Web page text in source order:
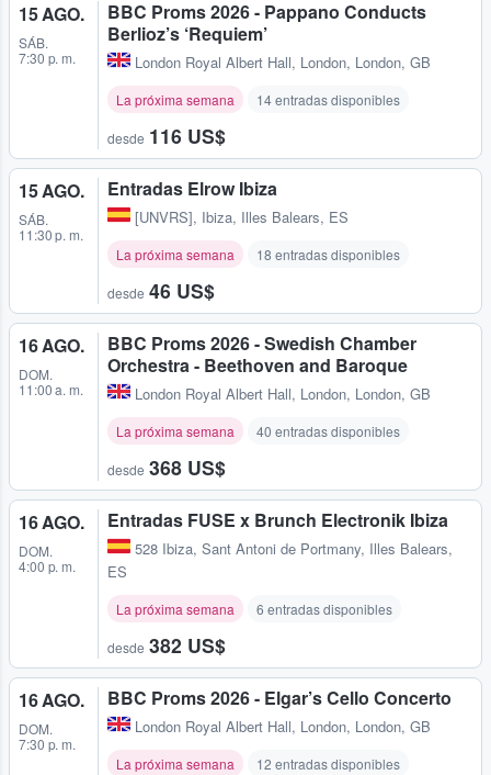
15 AGO.
SÁB.
7:30 p. m.
BBC Proms 2026 - Pappano Conducts
Berlioz’s ‘Requiem’
London Royal Albert Hall, London, London, GB
La próxima semana 14 entradas disponibles
desde 116 US$
15 AGO.
SÁB.
11:30 p. m.
Entradas Elrow Ibiza
[UNVRS], Ibiza, Illes Balears, ES
La próxima semana 18 entradas disponibles
desde 46 US$
16 AGO.
DOM.
11:00 a. m.
BBC Proms 2026 - Swedish Chamber
Orchestra - Beethoven and Baroque
London Royal Albert Hall, London, London, GB
La próxima semana 40 entradas disponibles
desde 368 US$
16 AGO.
DOM.
4:00 p. m.
Entradas FUSE x Brunch Electronik Ibiza
528 Ibiza, Sant Antoni de Portmany, Illes Balears,
ES
La próxima semana 6 entradas disponibles
desde 382 US$
16 AGO.
DOM.
7:30 p. m.
BBC Proms 2026 - Elgar’s Cello Concerto
London Royal Albert Hall, London, London, GB
La próxima semana 12 entradas disponibles